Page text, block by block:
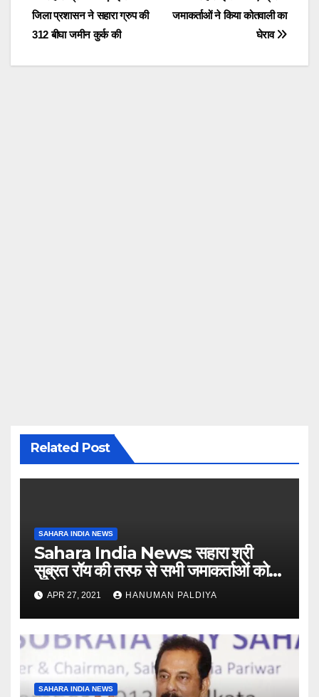
b
o
o
A
p
p
a
navigation
जमाकर्ताओं ने किया कोतवाली का
घेराव
जिला प्रशासन ने सहारा ग्रुप की
312 बीघा जमीन कुर्क की
Related Post
SAHARA INDIA NEWS
Sahara India News: सहारा श्री
सुब्रत रॉय की तरफ से सभी जमाकर्ताओं को
संदेश
APR 27, 2021 HANUMAN PALDIYA
SAHARA INDIA NEWS